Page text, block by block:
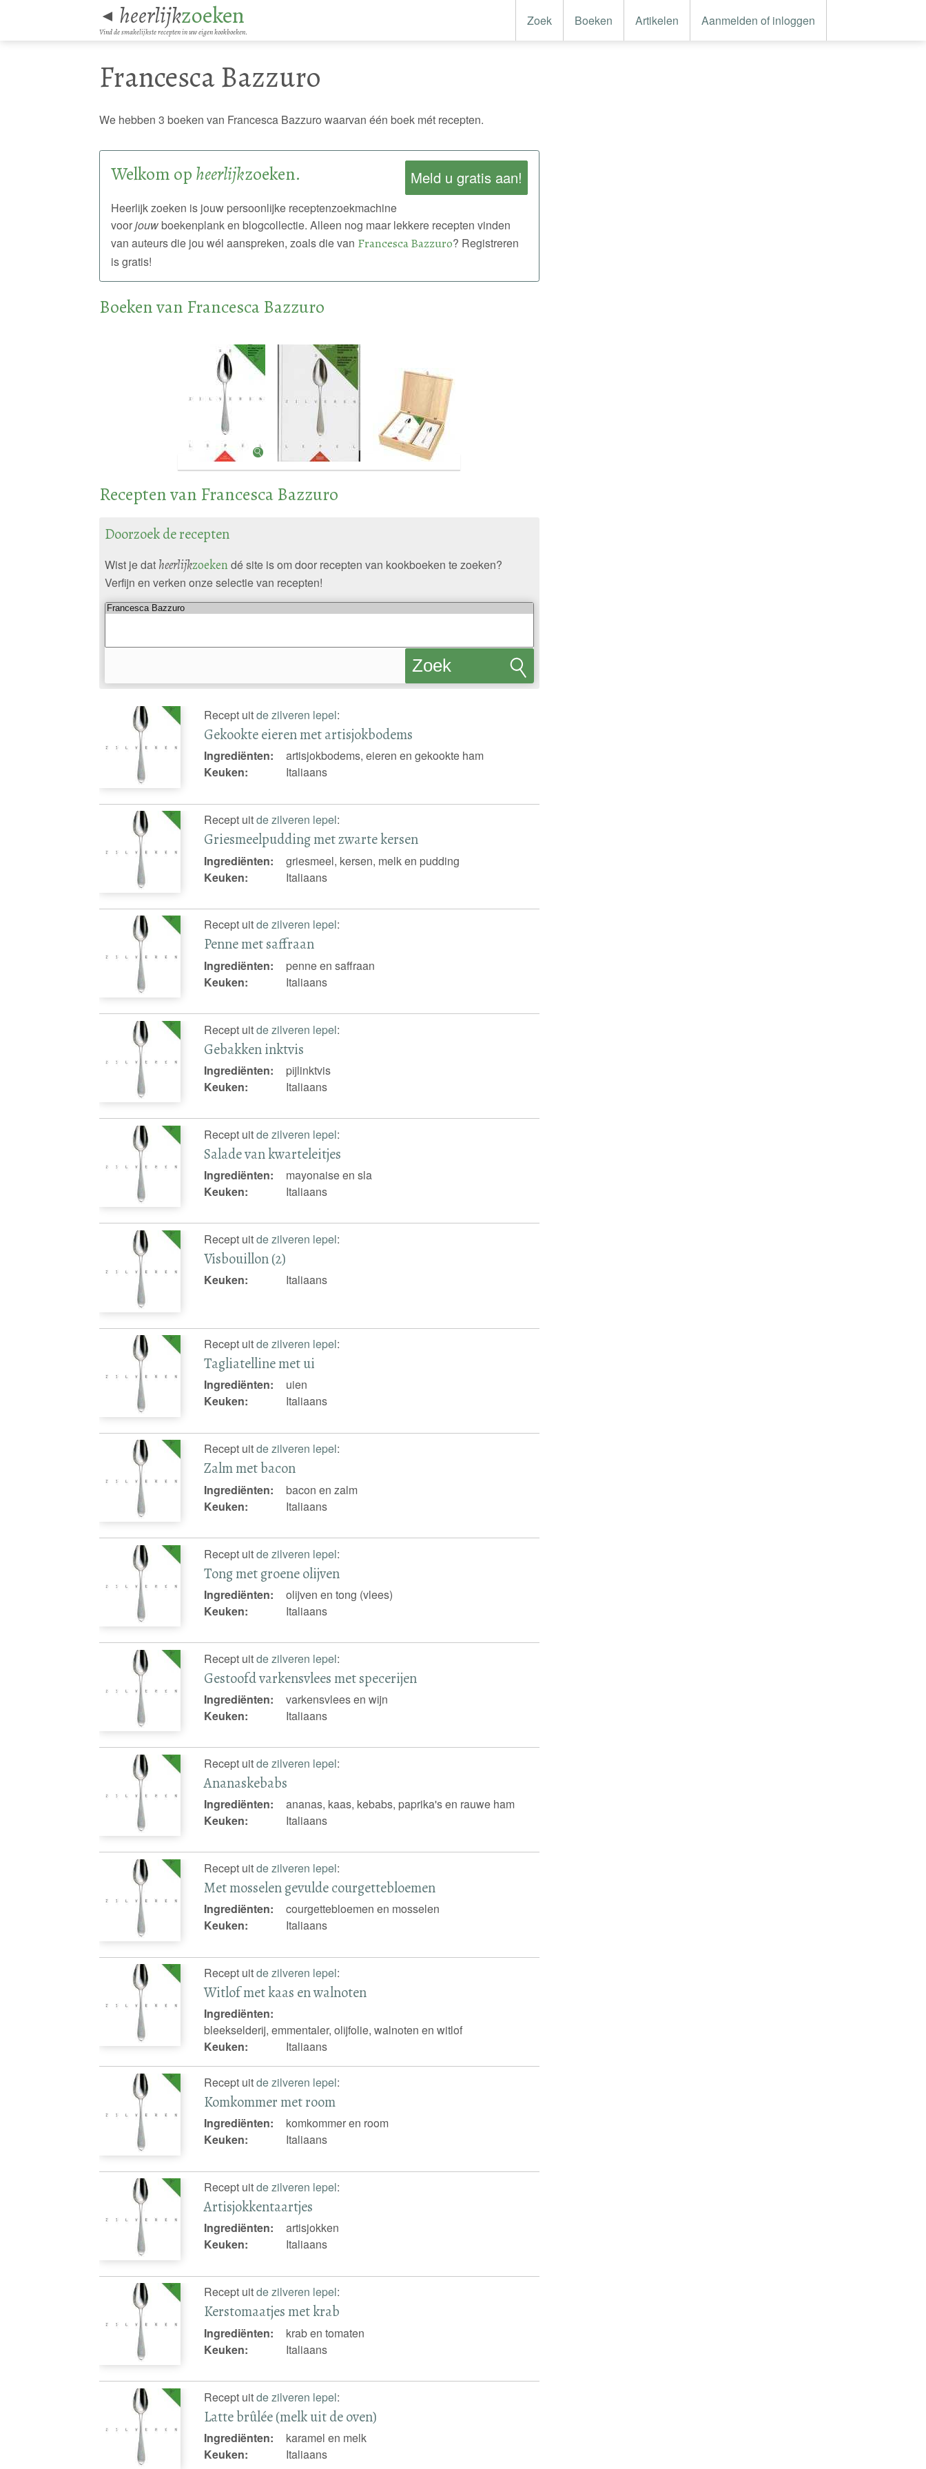
◄ heerlijkzoeken
Vind de smakelijkste recepten in uw eigen kookboeken.
Zoek Boeken Artikelen Aanmelden of inloggen
Francesca Bazzuro
We hebben 3 boeken van Francesca Bazzuro waarvan één boek mét recepten.
Meld u gratis aan!
Welkom op heerlijkzoeken.
Heerlijk zoeken is jouw persoonlijke receptenzoekmachine
voorjouwboekenplank en blogcollectie. Alleen nog maar lekkere recepten vinden
van auteurs die jou wél aanspreken, zoals die van Francesca Bazzuro? Registreren
is gratis!
Boeken van Francesca Bazzuro
Recepten van Francesca Bazzuro
Doorzoek de recepten
Wist je dat heerlijkzoekendé site is om door recepten van kookboeken te zoeken?
Verfijn en verken onze selectie van recepten!
Zoek
Recept uitde zilveren lepel:
Gekookte eieren met artisjokbodems
Ingrediënten:
artisjokbodems, eieren en gekookte ham
Keuken:
Italiaans
Recept uitde zilveren lepel:
Griesmeelpudding met zwarte kersen
Ingrediënten:
griesmeel, kersen, melk en pudding
Keuken:
Italiaans
Recept uitde zilveren lepel:
Penne met saffraan
Ingrediënten:
penne en saffraan
Keuken:
Italiaans
Recept uitde zilveren lepel:
Gebakken inktvis
Ingrediënten:
pijlinktvis
Keuken:
Italiaans
Recept uitde zilveren lepel:
Salade van kwarteleitjes
Ingrediënten:
mayonaise en sla
Keuken:
Italiaans
Recept uitde zilveren lepel:
Visbouillon (2)
Keuken: Italiaans
Recept uitde zilveren lepel:
Tagliatelline met ui
Ingrediënten:
uien
Keuken:
Italiaans
Recept uitde zilveren lepel:
Zalm met bacon
Ingrediënten:
bacon en zalm
Keuken:
Italiaans
Recept uitde zilveren lepel:
Tong met groene olijven
Ingrediënten:
olijven en tong (vlees)
Keuken:
Italiaans
Recept uitde zilveren lepel:
Gestoofd varkensvlees met specerijen
Ingrediënten:
varkensvlees en wijn
Keuken:
Italiaans
Recept uitde zilveren lepel:
Ananaskebabs
Ingrediënten:
ananas, kaas, kebabs, paprika's en rauwe ham
Keuken:
Italiaans
Recept uitde zilveren lepel:
Met mosselen gevulde courgettebloemen
Ingrediënten:
courgettebloemen en mosselen
Keuken:
Italiaans
Recept uitde zilveren lepel:
Witlof met kaas en walnoten
Ingrediënten:
bleekselderij, emmentaler, olijfolie, walnoten en witlof
Keuken:
Italiaans
Recept uitde zilveren lepel:
Komkommer met room
Ingrediënten:
komkommer en room
Keuken:
Italiaans
Recept uitde zilveren lepel:
Artisjokkentaartjes
Ingrediënten:
artisjokken
Keuken:
Italiaans
Recept uitde zilveren lepel:
Kerstomaatjes met krab
Ingrediënten:
krab en tomaten
Keuken:
Italiaans
Recept uitde zilveren lepel:
Latte brûlée (melk uit de oven)
Ingrediënten:
karamel en melk
Keuken:
Italiaans